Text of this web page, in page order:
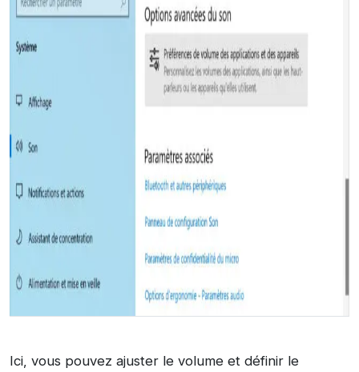
Ici, vous pouvez ajuster le volume et définir le